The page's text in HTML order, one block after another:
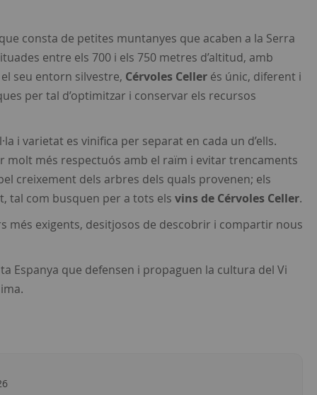
consta de petites muntanyes que acaben a la Serra
entre els 700 i els 750 metres d’altitud, amb
seu entorn silvestre, Cérvoles Celler és únic, diferent i
per tal d’optimitzar i conservar els recursos
i varietat es vinifica per separat en cada un d’ells.
molt més respectuós amb el raïm i evitar trencaments
creixement dels arbres dels quals provenen; els
tal com busquen per a tots els vins de Cérvoles Celler.
més exigents, desitjosos de descobrir i compartir nous
Espanya que defensen i propaguen la cultura del Vi